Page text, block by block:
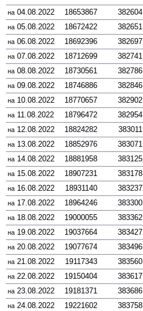
на 04.08.2022 18653867 382604
на 05.08.2022 18672422 382651
на 06.08.2022 18692396 382697
на 07.08.2022 18712699 382741
на 08.08.2022 18730561 382786
на 09.08.2022 18746886 382846
на 10.08.2022 18770657 382902
на 11.08.2022 18796472 382954
на 12.08.2022 18824282 383011
на 13.08.2022 18852976 383071
на 14.08.2022 18881958 383125
на 15.08.2022 18907231 383178
на 16.08.2022 18931140 383237
на 17.08.2022 18964246 383300
на 18.08.2022 19000055 383362
на 19.08.2022 19037664 383427
на 20.08.2022 19077674 383496
на 21.08.2022 19117343 383560
на 22.08.2022 19150404 383617
на 23.08.2022 19181371 383686
на 24.08.2022 19221602 383758